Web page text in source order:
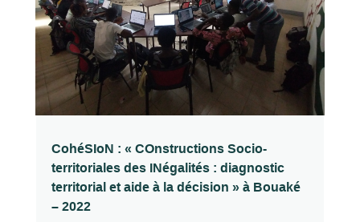
CohéSIoN : « COnstructions Socio-
territoriales des INégalités : diagnostic
territorial et aide à la décision » à Bouaké
– 2022